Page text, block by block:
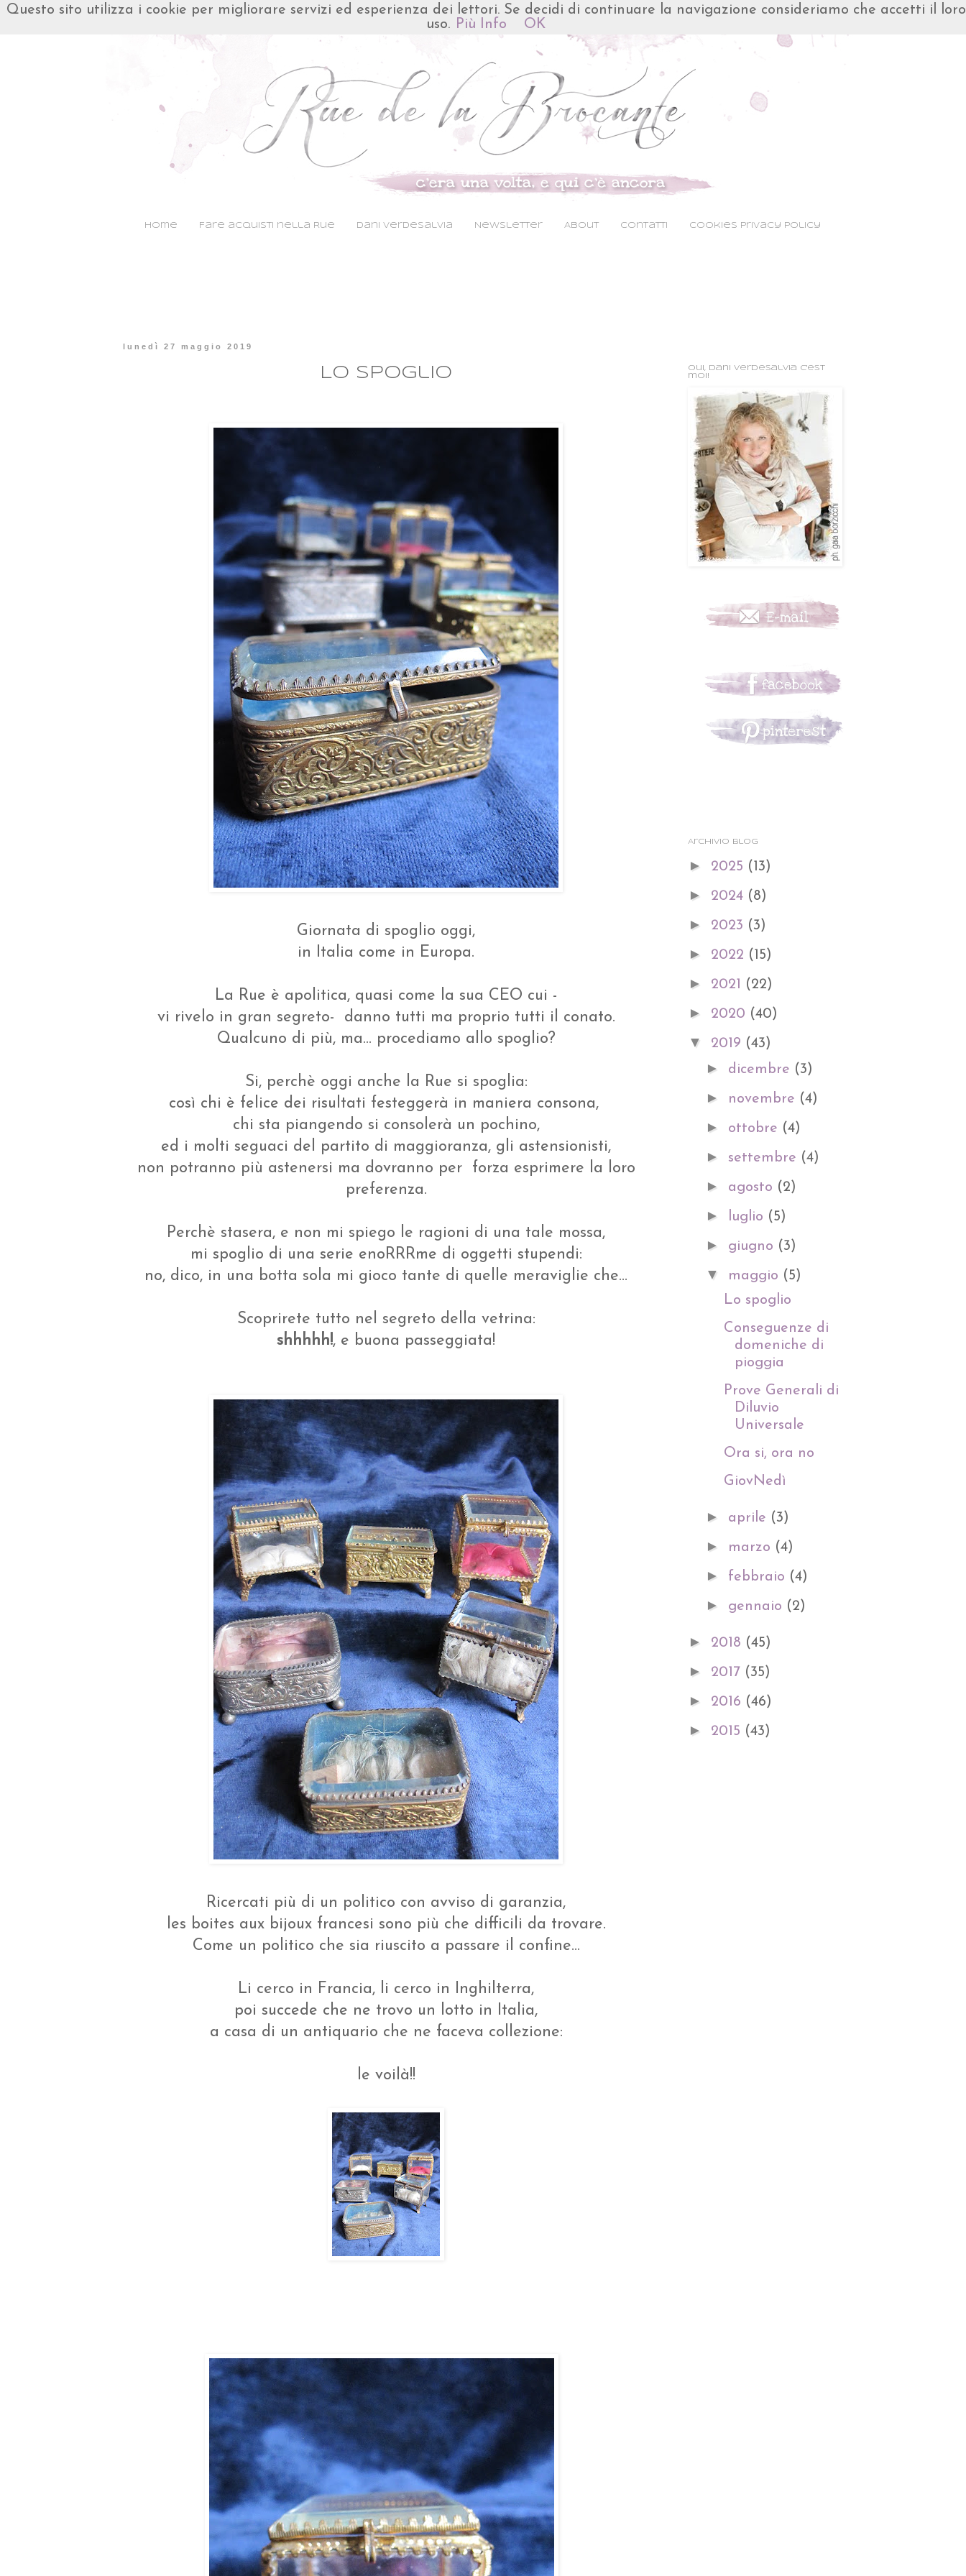
Home Fare acquisti nella Rue Dani VerdeSalvia Newsletter About Contatti Cookies Privacy Policy
lunedì 27 maggio 2019
Lo spoglio
Giornata di spoglio oggi,
in Italia come in Europa.
La Rue è apolitica, quasi come la sua CEO cui -
vi rivelo in gran segreto- danno tutti ma proprio tutti il conato.
Qualcuno di più, ma... procediamo allo spoglio?
Si, perchè oggi anche la Rue si spoglia:
così chi è felice dei risultati festeggerà in maniera consona,
chi sta piangendo si consolerà un pochino,
ed i molti seguaci del partito di maggioranza, gli astensionisti,
non potranno più astenersi ma dovranno per forza esprimere la loro
preferenza.
Perchè stasera, e non mi spiego le ragioni di una tale mossa,
mi spoglio di una serie enoRRRme di oggetti stupendi:
no, dico, in una botta sola mi gioco tante di quelle meraviglie che...
Scoprirete tutto nel segreto della vetrina:
shhhhh!, e buona passeggiata!
Ricercati più di un politico con avviso di garanzia,
les boites aux bijoux francesi sono più che difficili da trovare.
Come un politico che sia riuscito a passare il confine...
Li cerco in Francia, li cerco in Inghilterra,
poi succede che ne trovo un lotto in Italia,
a casa di un antiquario che ne faceva collezione:
le voilà!!
oui, Dani VerdeSalvia c'est
moi!
Archivio blog
► 2025 (13)
► 2024 (8)
► 2023 (3)
► 2022 (15)
► 2021 (22)
► 2020 (40)
▼ 2019 (43)
► dicembre (3)
► novembre (4)
► ottobre (4)
► settembre (4)
► agosto (2)
► luglio (5)
► giugno (3)
▼ maggio (5)
Lo spoglio
Conseguenze di
domeniche di
pioggia
Prove Generali di
Diluvio
Universale
Ora si, ora no
GiovNedì
► aprile (3)
► marzo (4)
► febbraio (4)
► gennaio (2)
► 2018 (45)
► 2017 (35)
► 2016 (46)
► 2015 (43)
Questo sito utilizza i cookie per migliorare servizi ed esperienza dei lettori. Se decidi di continuare la navigazione consideriamo che accetti il loro
uso. Più Info OK